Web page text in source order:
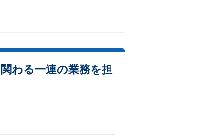
わる一連の業務を担